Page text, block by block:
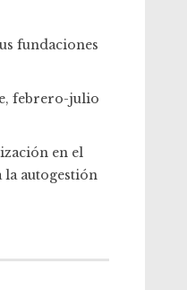
fundaciones
febrero-julio
en el
la autogestión